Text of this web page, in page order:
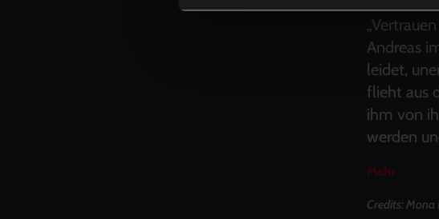
Andreas
leidet,
flieht aus
ihm von
werden
Mehr
Credits: Mona